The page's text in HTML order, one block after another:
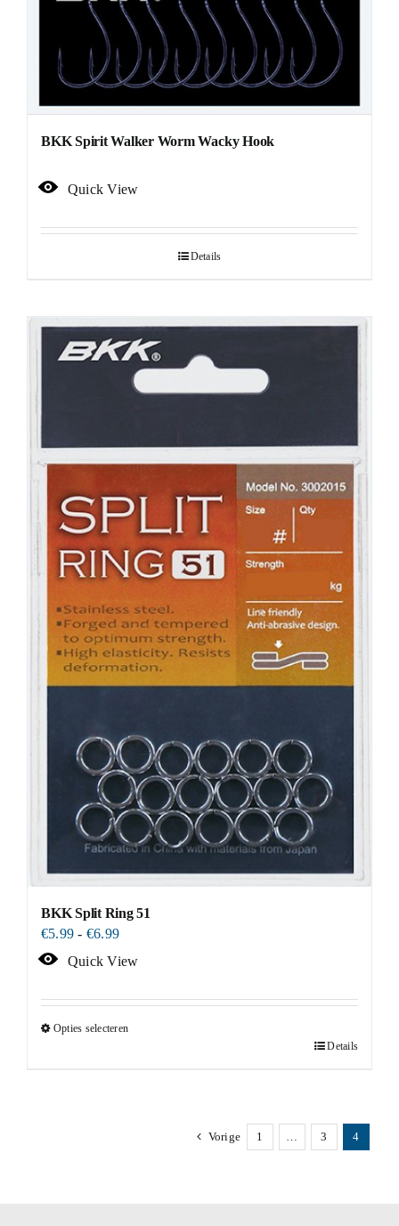
BKK Spirit Walker Worm Wacky Hook
Quick View
Details
BKK Split Ring 51
€5.99 - €6.99Prijsklasse:
€5.99
€6.99
Quick View
Opties selecteren
Details
Vorige 1 3 4